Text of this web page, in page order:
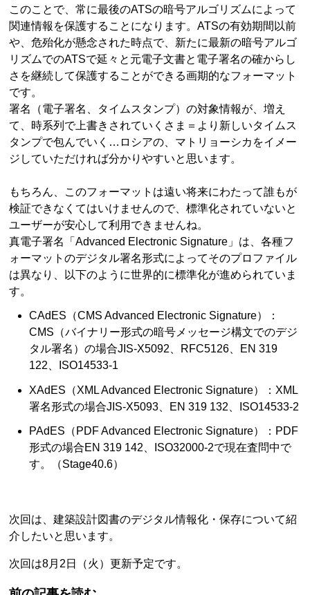
このことで、常に最後のATSの暗号アルゴリズムによって
関連情報を保護することになります。ATSの有効期間以前
や、危殆化が懸念された時点で、新たに最新の暗号アルゴ
リズムでのATSで延々と元電子文書と電子署名の確からし
さを継続して保護することができる画期的なフォーマット
です。
署名（電子署名、タイムスタンプ）の対象情報が、増え
て、時系列で上書きされていくさま＝より新しいタイムス
タンプで包んでいく…ロシアの、マトリョーシカをイメー
ジしていただければ分かりやすいと思います。
もちろん、このフォーマットは遠い将来にわたって誰もが
検証できなくてはいけませんので、標準化されていないと
ユーザーが安心して利用できませんね。
真電子署名「Advanced Electronic Signature」は、各種フ
ォーマットのデジタル署名形式によってそのプロファイル
は異なり、以下のように世界的に標準化が進められていま
す。
CAdES（CMS Advanced Electronic Signature）：
CMS（バイナリー形式の暗号メッセージ構文でのデジ
タル署名）の場合JIS-X5092、RFC5126、EN 319
122、ISO14533-1
XAdES（XML Advanced Electronic Signature）：XML
署名形式の場合JIS-X5093、EN 319 132、ISO14533-2
PAdES（PDF Advanced Electronic Signature）：PDF
形式の場合EN 319 142、ISO32000-2で現在査問中で
す。（Stage40.6）
次回は、建築設計図書のデジタル情報化・保存について紹
介したいと思います。
次回は8月2日（火）更新予定です。